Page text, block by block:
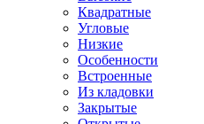
Квадратные
Угловые
Низкие
Особенности
Встроенные
Из кладовки
Закрытые